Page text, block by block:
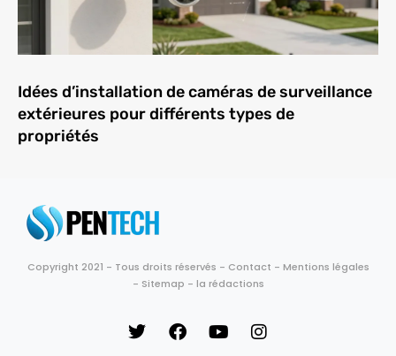
Idées d’installation de caméras de surveillance
extérieures pour différents types de
propriétés
Copyright 2021 - Tous droits réservés - Contact - Mentions légales
- Sitemap - la rédactions